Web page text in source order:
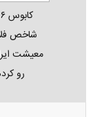
شاخص
معیشت
رو